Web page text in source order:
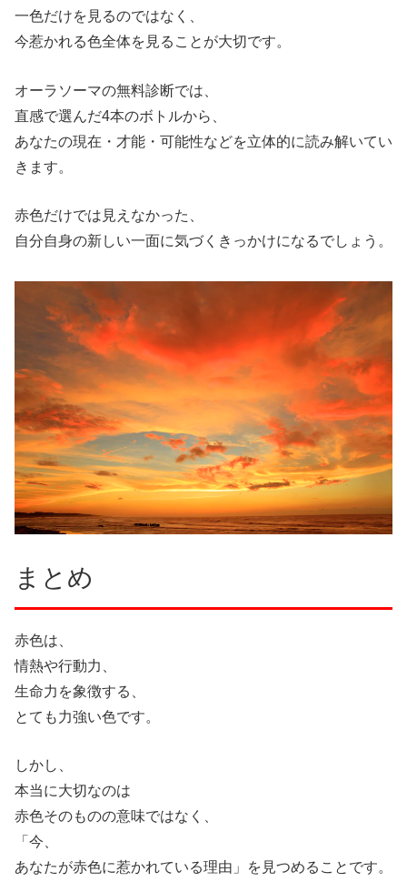
一色だけを見るのではなく、
今惹かれる色全体を見ることが大切です。
オーラソーマの無料診断では、
直感で選んだ4本のボトルから、
あなたの現在・才能・可能性などを立体的に読み解いてい
きます。
赤色だけでは見えなかった、
自分自身の新しい一面に気づくきっかけになるでしょう。
まとめ
赤色は、
情熱や行動力、
生命力を象徴する、
とても力強い色です。
しかし、
本当に大切なのは
赤色そのものの意味ではなく、
「今、
あなたが赤色に惹かれている理由」を見つめることです。